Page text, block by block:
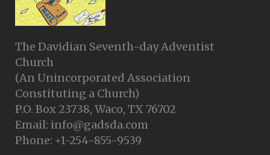
The Davidian Seventh-day Adventist
Church
(An Unincorporated Association
Constituting a Church)
P.O. Box 23738, Waco, TX 76702
Email: info@gadsda.com
Phone: +1-254-855-9539